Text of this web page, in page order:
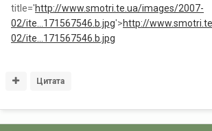
title='http://www.smotri.te.ua/images/2007-
02/ite...171567546.b.jpg'>http://
02/ite...171567546.b.jpg
Цитата